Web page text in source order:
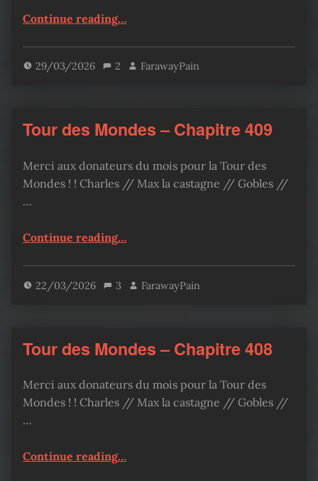
Continue reading“Tour des Mondes – Chapitre 410”
…
29/03/2026 2 FarawayPain
Tour des Mondes – Chapitre 409
Merci aux donateurs du mois pour la Tour des
Mondes ! ! Charles // Max la castagne // Gobles //
…
Continue reading“Tour des Mondes – Chapitre 409”
…
22/03/2026 3 FarawayPain
Tour des Mondes – Chapitre 408
Merci aux donateurs du mois pour la Tour des
Mondes ! ! Charles // Max la castagne // Gobles //
…
Continue reading“Tour des Mondes – Chapitre 408”
…